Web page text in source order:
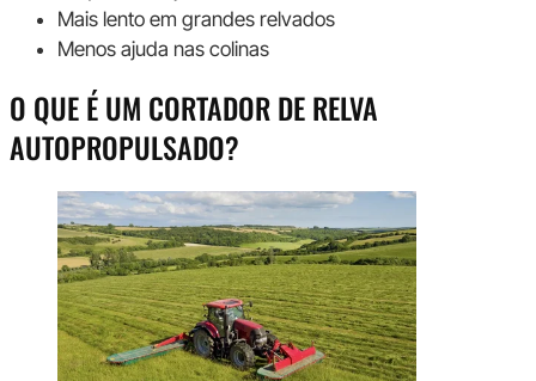
Mais lento em grandes relvados
Menos ajuda nas colinas
O QUE É UM CORTADOR DE RELVA
AUTOPROPULSADO?